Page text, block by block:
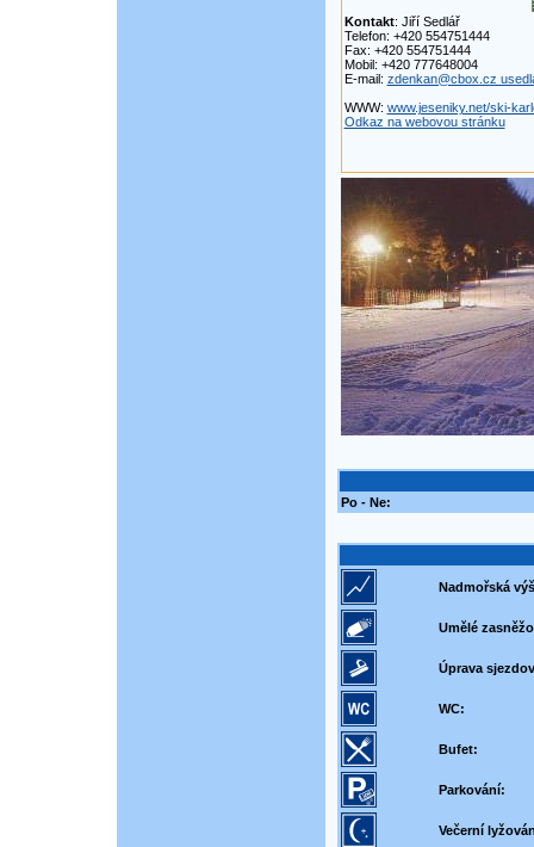
Kontakt: Jiří Sedlář
Telefon: +420 554751444
Fax: +420 554751444
Mobil: +420 777648004
E-mail: zdenkan@cbox.cz
WWW: www.jeseniky.net/ski-
Odkaz na webovou stránku
Po - Ne:
Nadmořská
Umělé
Úprava
WC:
Bufet:
Parkování:
Večerní